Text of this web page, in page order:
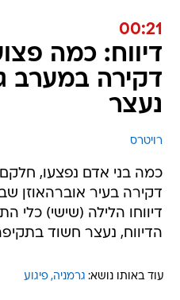
00:21
דיווח: כמה
דקירה במערב
נעצר
רויטרס
כמה בני אדם נפצעו,
דקירה בעיר אוברהאוזן
דיווחו הלילה (שישי) כלי
הדיווח, נעצר חשוד
עוד באותו נושא: גרמניה פיגוע